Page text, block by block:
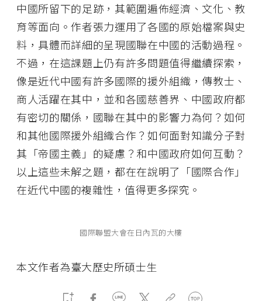
中國所留下的足跡，其範圍遍佈經濟、文化、教
育等面向。作者張力運用了各國的原始檔案與史
料，具體而詳細的呈現國聯在中國的活動過程。
不過，在這課題上仍有許多問題值得繼續探索，
像是近代中國有許多國際的援外組織，傳教士、
商人活躍在其中，並和各國慈善界、中國政府都
有密切的關係，國聯在其中的影響力為何？如何
和其他國際援外組織合作？如何面對知識分子對
其「帝國主義」的疑慮？和中國政府如何互動？
以上這些未解之題，都在在說明了「國際合作」
在近代中國的複雜性，值得更多探究。
國際聯盟大會在日內瓦的大樓
本文作者為臺大歷史所碩士生